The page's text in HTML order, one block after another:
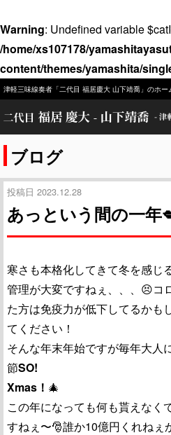
Warning: Undefined variable
/home/xs107178/
content/themes/yamashita/
津軽三味線奏者「二代目 福居慶大 山下靖喬」のホー
ブログ
投稿日 2023.12.28
あっという間の一年
寒さも本格化してきて冬を感じ
管理が大変ですねぇ、、、😣コ
た方は免疫力が低下してるかも
てください！
そんな年末年始ですが毎年大人
節SO!
Xmas！ 🎄
この年になっても何も貰えなく
すねぇ〜🎅誰か10億円くれねぇ